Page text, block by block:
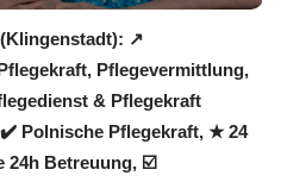
↗️
Pflegevermittlung,
& Pflegekraft
Polnische Pflegekraft, ★ 24
24h Betreuung, ☑️